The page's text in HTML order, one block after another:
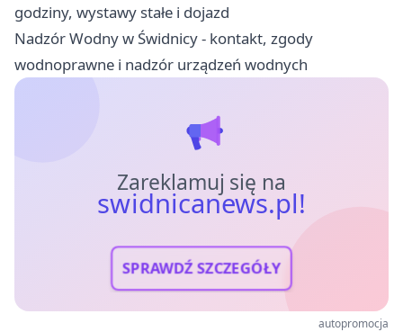
godziny, wystawy stałe i dojazd
Nadzór Wodny w Świdnicy - kontakt, zgody
wodnoprawne i nadzór urządzeń wodnych
Zareklamuj się na
swidnicanews.pl!
SPRAWDŹ SZCZEGÓŁY
autopromocja